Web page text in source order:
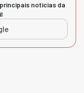
notícias da